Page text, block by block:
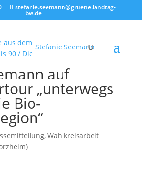
stefanie.seemann@gruene.landtag-
bw.de
Stefanie Seemann
auf
„unterwegs
Bio-
, Wahlkreisarbeit